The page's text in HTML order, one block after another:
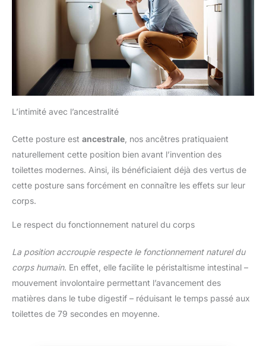
L’intimité avec l’ancestralité
Cette posture est ancestrale , nos ancêtres pratiquaient
naturellement cette position bien avant l’invention des
toilettes modernes. Ainsi, ils bénéficiaient déjà des vertus de
cette posture sans forcément en connaître les effets sur leur
corps.
Le respect du fonctionnement naturel du corps
La position accroupie respecte le fonctionnement naturel du
corps humain. En effet, elle facilite le péristaltisme intestinal –
mouvement involontaire permettant l’avancement des
matières dans le tube digestif – réduisant le temps passé aux
toilettes de 79 secondes en moyenne.